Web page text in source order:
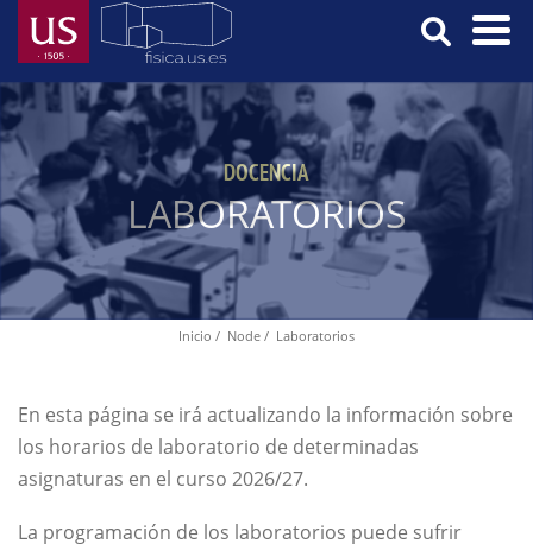
Skip
main
content
Menú
Principal
DOCENCIA
LABORATORIOS
Inicio Node Laboratorios
En esta página se irá actualizando la información sobre
los horarios de laboratorio de determinadas
asignaturas en el curso 2026/27.
La programación de los laboratorios puede sufrir